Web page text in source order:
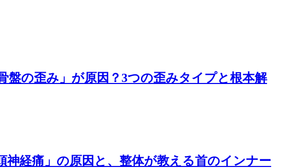
盤の歪み」が原因？3つの歪みタイプと根本解
神経痛」の原因と、整体が教える首のインナー